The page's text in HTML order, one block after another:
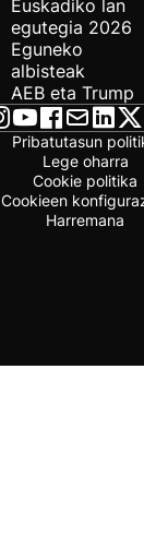
Euskadiko lan
egutegia 2026
Eguneko
albisteak
AEB eta Trump
Pribatutasun
Lege oharra
Cookie politika
Cookieen
Harremana